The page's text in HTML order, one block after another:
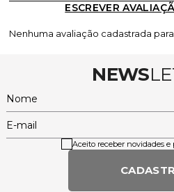
ESCREVER
Nenhuma avaliação cadastrada
NEWS
Nome
E-mail
Aceito receber novidades e